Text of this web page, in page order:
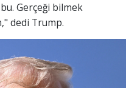
Gerçeği bilmek
dedi Trump.